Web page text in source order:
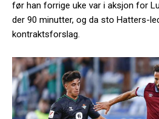
før han forrige uke var i aksjon for
der 90 minutter, og da sto Hatters-
kontraktsforslag.